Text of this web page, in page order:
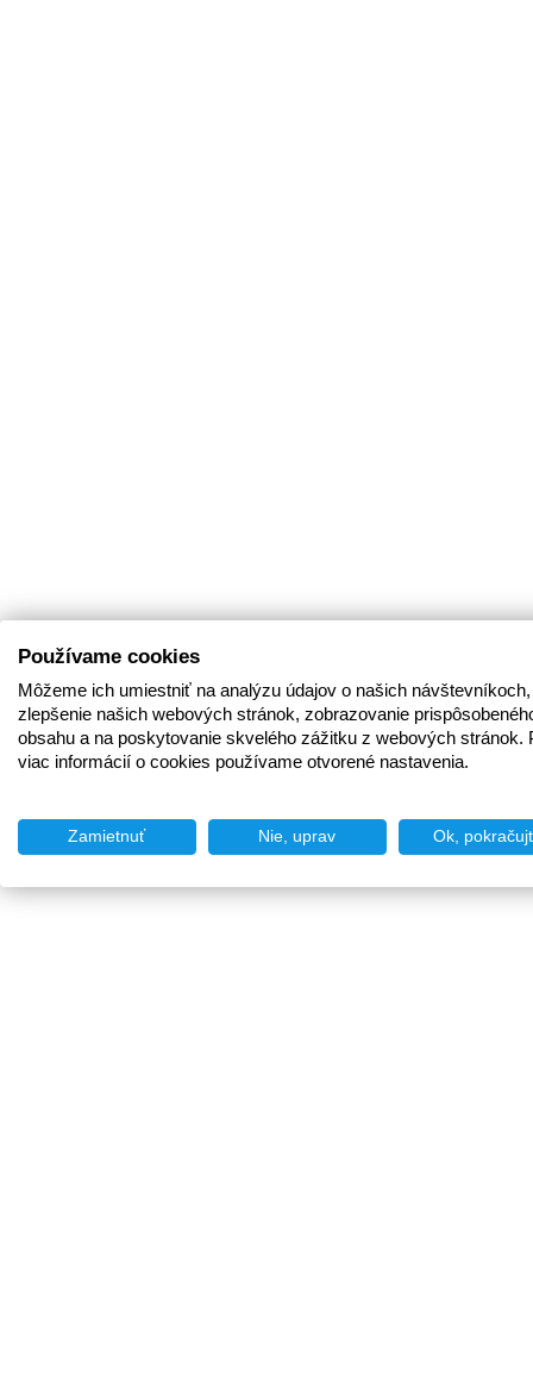
Používame cookies
Môžeme ich umiestniť na analýzu údajov o našich
zlepšenie našich webových stránok, zobrazovanie
obsahu a na poskytovanie skvelého zážitku z webových stránok.
viac informácií o cookies používame otvorené nastavenia.
Zamietnuť Nie, uprav Ok,